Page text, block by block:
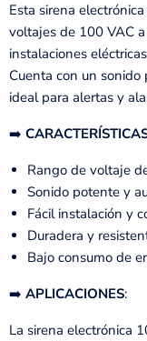
Esta sirena
voltajes de 100 VAC
instalaciones
Cuenta con un
ideal para alertas y
➡️
Rango de voltaje
Sonido potente y
Fácil instalación y
Duradera y
Bajo consumo de
➡️ APLICACIONES:
La sirena electrónica